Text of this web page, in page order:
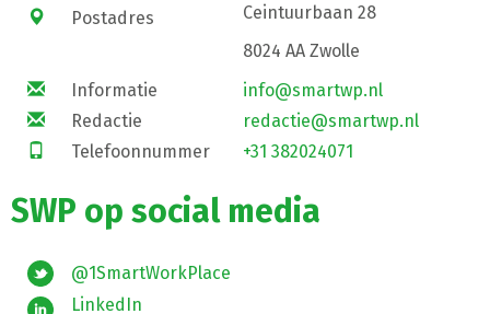
Postadres
Ceintuurbaan 28
8024 AA Zwolle
Informatie
info@smartwp.nl
Redactie
redactie@smartwp.nl
Telefoonnummer
+31 382024071
SWP op social media
@1SmartWorkPlace
LinkedIn